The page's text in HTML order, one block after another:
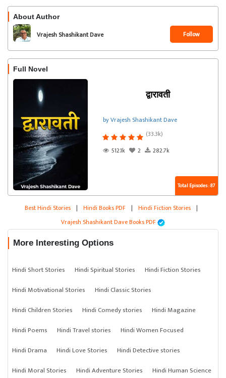
About Author
Vrajesh Shashikant Dave Follow
Full Novel
द्वारावती
by Vrajesh Shashikant Dave
(33.3k)
512.1k
2 282.7k
Total Episodes : 87
Best Hindi Stories | Hindi Books PDF | Hindi Fiction Stories |
Vrajesh Shashikant Dave Books PDF
More Interesting Options
Hindi Short Stories Hindi Spiritual Stories
Hindi Fiction Stories
Hindi Motivational Stories
Hindi Classic Stories
Hindi Children Stories
Hindi Comedy stories
Hindi Magazine
Hindi Poems
Hindi Travel stories
Hindi Women Focused
Hindi Drama
Hindi Love Stories
Hindi Detective stories
Hindi Moral Stories
Hindi Adventure Stories Hindi Human Science